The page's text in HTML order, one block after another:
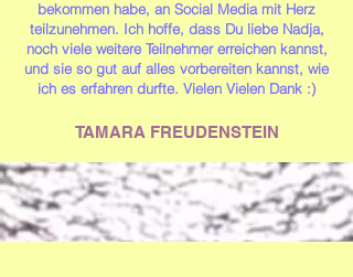
bekommen habe, an Social Media mit Herz
teilzunehmen. Ich hoffe, dass Du liebe Nadja,
noch viele weitere Teilnehmer erreichen kannst,
und sie so gut auf alles vorbereiten kannst, wie
ich es erfahren durfte. Vielen Vielen Dank :)
TAMARA FREUDENSTEIN